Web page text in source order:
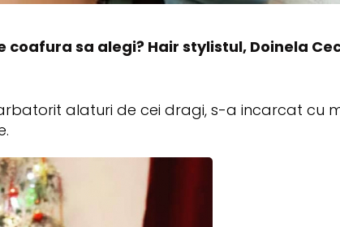
sa alegi? Hair stylistul, Doinela
alaturi de cei dragi, s-a incarcat cu